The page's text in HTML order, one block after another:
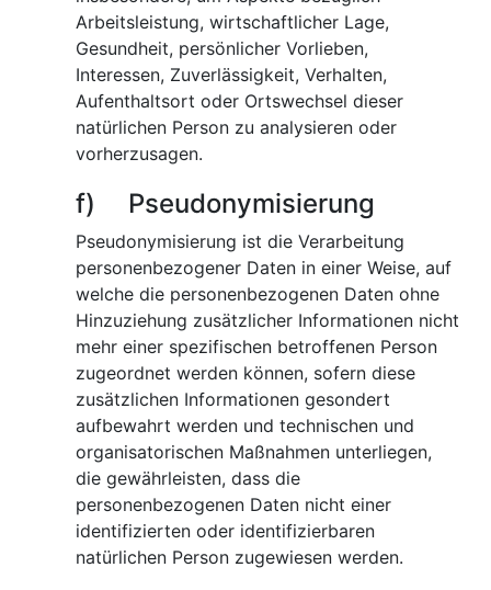
Arbeitsleistung, wirtschaftlicher Lage,
Gesundheit, persönlicher Vorlieben,
Interessen, Zuverlässigkeit, Verhalten,
Aufenthaltsort oder Ortswechsel dieser
natürlichen Person zu analysieren oder
vorherzusagen.
f) Pseudonymisierung
Pseudonymisierung ist die Verarbeitung
personenbezogener Daten in einer Weise, auf
welche die personenbezogenen Daten ohne
Hinzuziehung zusätzlicher Informationen nicht
mehr einer spezifischen betroffenen Person
zugeordnet werden können, sofern diese
zusätzlichen Informationen gesondert
aufbewahrt werden und technischen und
organisatorischen Maßnahmen unterliegen,
die gewährleisten, dass die
personenbezogenen Daten nicht einer
identifizierten oder identifizierbaren
natürlichen Person zugewiesen werden.